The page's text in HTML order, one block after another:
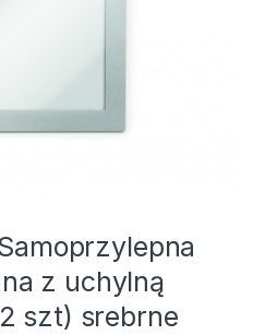
z uchylną
szt) srebrne